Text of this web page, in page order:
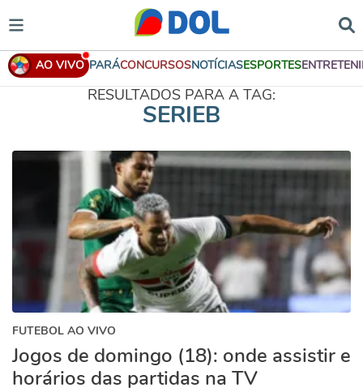
AO VIVO PARÁCONCURSOSNOTÍCIASESPORTES
RESULTADOS PARA A TAG:
SERIEB
FUTEBOL AO VIVO
Jogos de domingo (18): onde assistir e
horários das partidas na TV